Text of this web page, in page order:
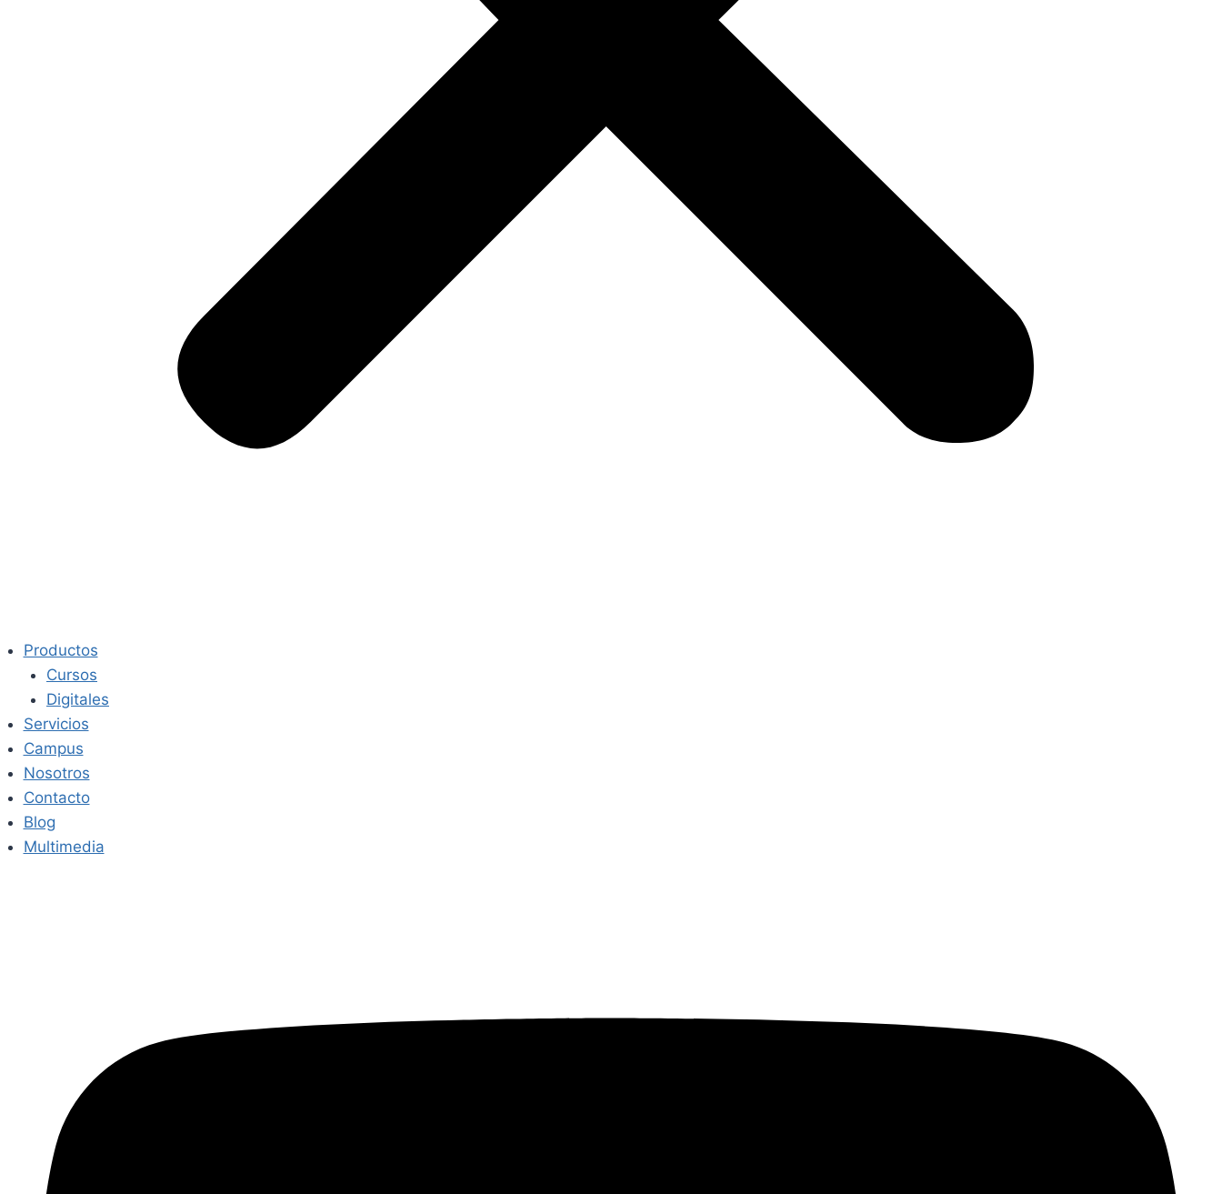
Productos
Cursos
Digitales
Servicios
Campus
Nosotros
Contacto
Blog
Multimedia